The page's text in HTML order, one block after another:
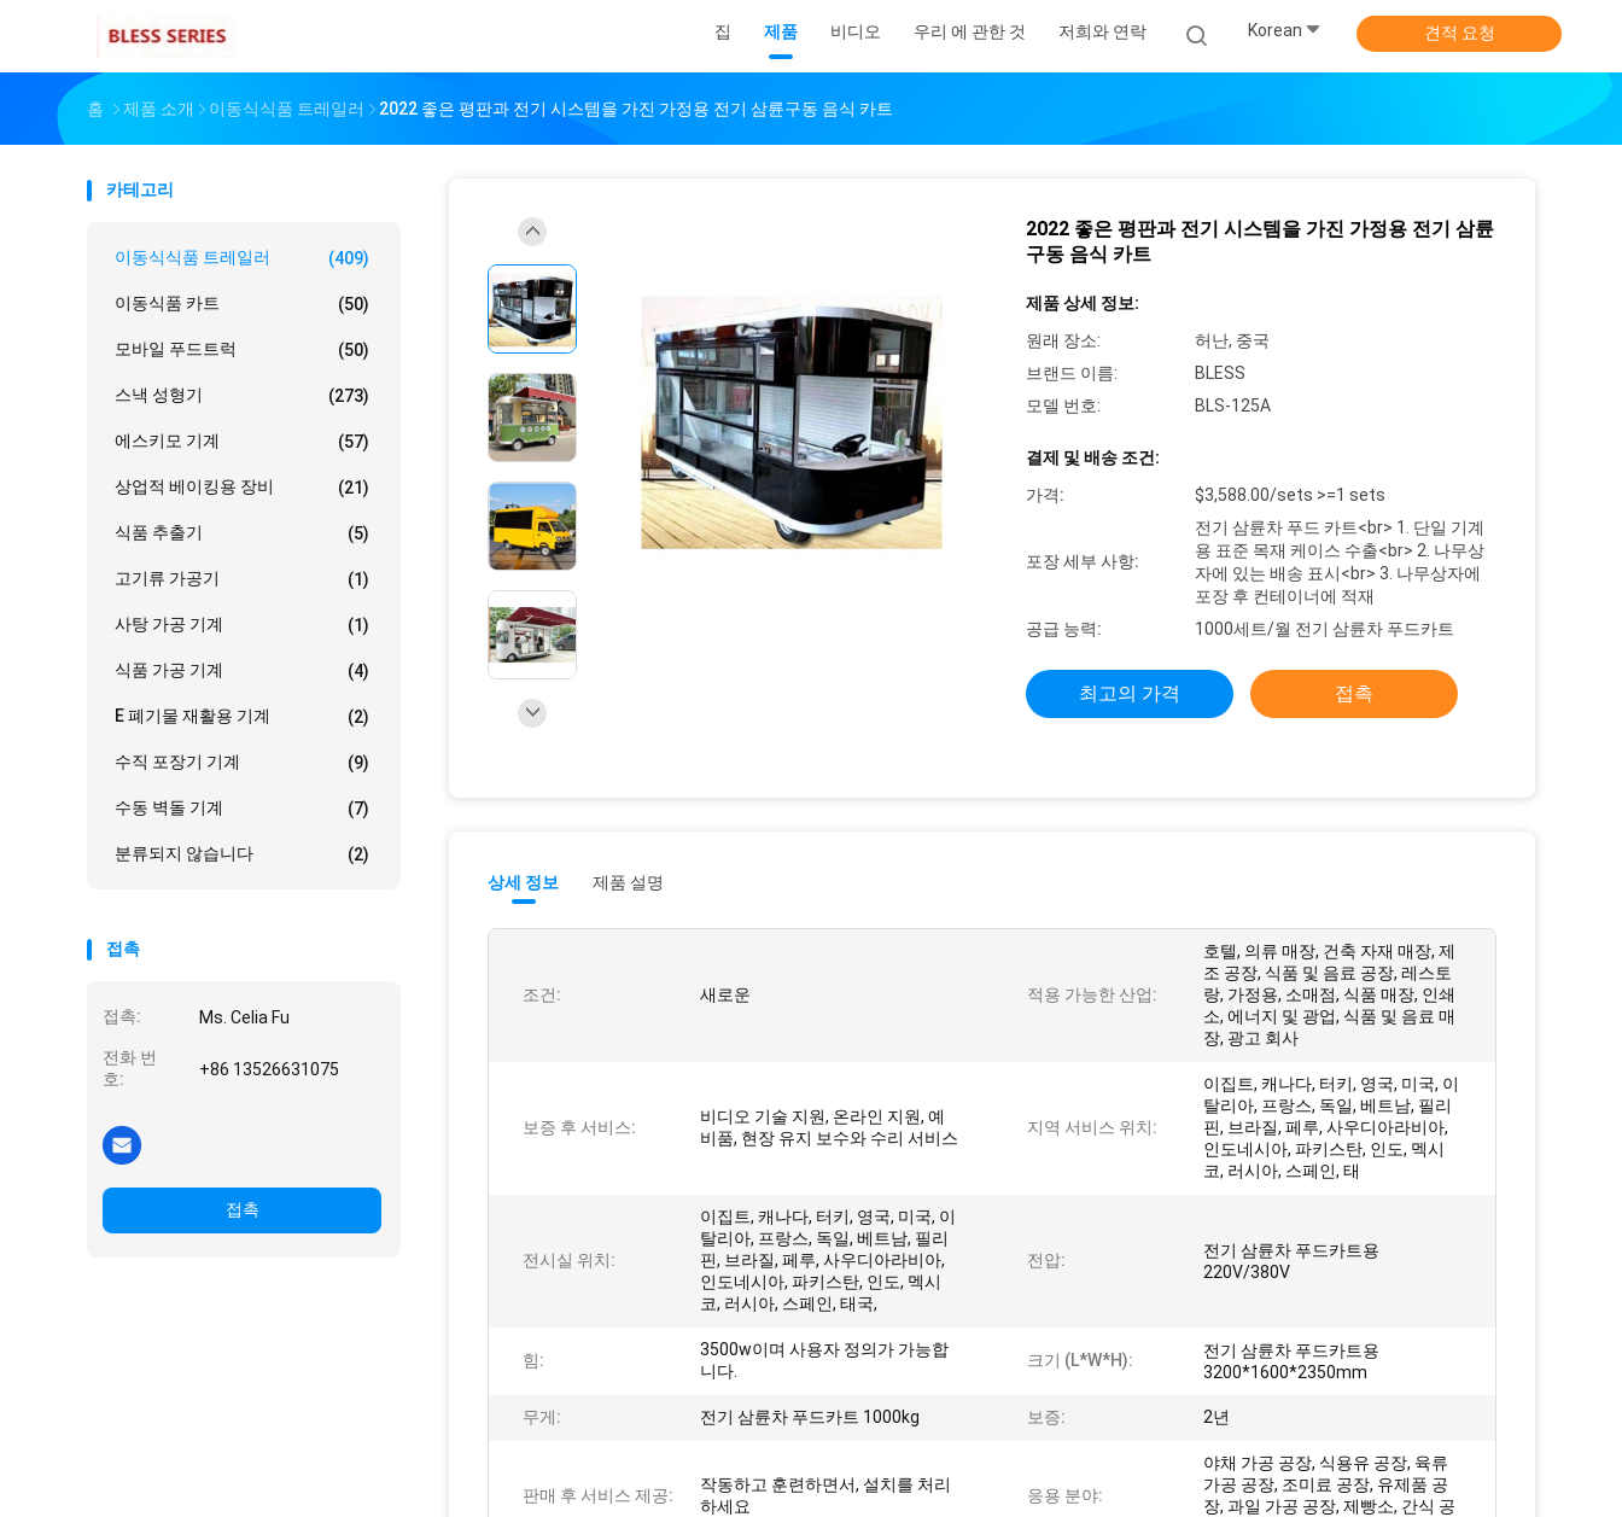
집 제품 비디오 우리 에 관한 것 저희와 연락 Korean 견적 요청
홈 제품 소개 이동식식품 트레일러 2022 좋은 평판과 전기 시스템을 가진 가정용 전기 삼륜구동 음식 카트
카테고리
이동식식품 트레일러 (409)
이동식품 카트 (50)
모바일 푸드트럭 (50)
스낵 성형기 (273)
에스키모 기계 (57)
상업적 베이킹용 장비 (21)
식품 추출기 (5)
고기류 가공기 (1)
사탕 가공 기계 (1)
식품 가공 기계 (4)
E 폐기물 재활용 기계 (2)
수직 포장기 기계 (9)
수동 벽돌 기계 (7)
분류되지 않습니다 (2)
접촉
접촉: Ms. Celia Fu
전화 번
호:
+86 13526631075
접촉
2022 좋은 평판과 전기 시스템을 가진 가정용 전기 삼륜
구동 음식 카트
제품 상세 정보:
원래 장소:
허난, 중국
브랜드 이름:
BLESS
모델 번호:
BLS-125A
결제 및 배송 조건:
가격:
$3,588.00/sets >=1 sets
포장 세부 사항:
전기 삼륜차 푸드 카트<br> 1. 단일 기계
용 표준 목재 케이스 수출<br> 2. 나무상
자에 있는 배송 표시<br> 3. 나무상자에
포장 후 컨테이너에 적재
공급 능력:
1000세트/월 전기 삼륜차 푸드카트
최고의 가격 접촉
상세 정보 제품 설명
조건: 새로운 적용 가능한 산업:
호텔, 의류 매장, 건축 자재 매장, 제
조 공장, 식품 및 음료 공장, 레스토
랑, 가정용, 소매점, 식품 매장, 인쇄
소, 에너지 및 광업, 식품 및 음료 매
장, 광고 회사
보증 후 서비스:
비디오 기술 지원, 온라인 지원, 예
비품, 현장 유지 보수와 수리 서비스
지역 서비스 위치:
이집트, 캐나다, 터키, 영국, 미국, 이
탈리아, 프랑스, ​​독일, 베트남, 필리
핀, 브라질, 페루, 사우디아라비아,
인도네시아, 파키스탄, 인도, 멕시
코, 러시아, 스페인, 태
전시실 위치:
이집트, 캐나다, 터키, 영국, 미국, 이
탈리아, 프랑스, 독일, 베트남, 필리
핀, 브라질, 페루, 사우디아라비아,
인도네시아, 파키스탄, 인도, 멕시
코, 러시아, 스페인, 태국,
전압:
전기 삼륜차 푸드카트용
220V/380V
힘:
3500w이며 사용자 정의가 가능합
니다.
크기 (L*W*H):
전기 삼륜차 푸드카트용
3200*1600*2350mm
무게: 전기 삼륜차 푸드카트 1000kg 보증: 2년
판매 후 서비스 제공:
작동하고 훈련하면서, 설치를 처리
하세요
응용 분야:
야채 가공 공장, 식용유 공장, 육류
가공 공장, 조미료 공장, 유제품 공
장, 과일 가공 공장, 제빵소, 간식 공